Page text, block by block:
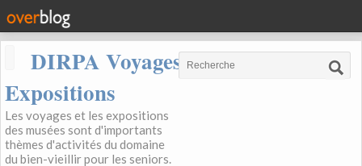
DIRPA Voyages, Musées,
Expositions
Les voyages et les expositions
des musées sont d'importants
thèmes d'activités du domaine
du bien-vieillir pour les seniors.